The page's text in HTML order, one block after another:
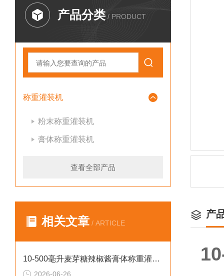
产品分类 / PRODUCT
称重灌装机
粉末称重灌装机
膏体称重灌装机
查看全部产品
相关文章 / ARTICLE
10-500毫升麦芽糖辣椒酱膏体称重灌装机厂家批发
2026-06-26
产